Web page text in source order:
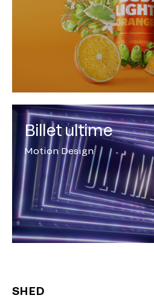
Billet ultime
Motion Design
SHED